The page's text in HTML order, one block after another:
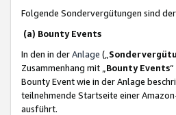
Folgende Sondervergütungen sind
(a) Bounty Events
In den in derAnlage („
Zusammenhang mit „ Bounty Events
Bounty Event wie in der Anlage
teilnehmende Startseite einer
ausführt.